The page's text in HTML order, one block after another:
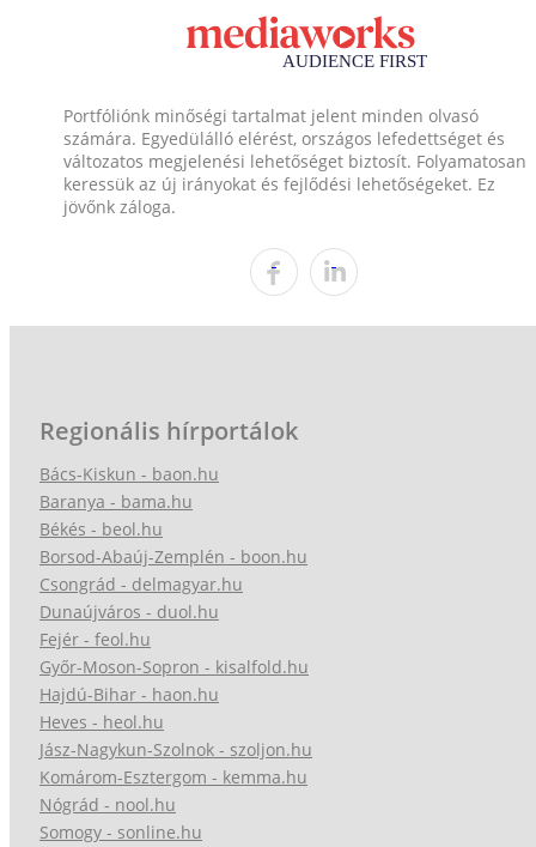
Portfóliónk minőségi tartalmat jelent minden olvasó
számára. Egyedülálló elérést, országos lefedettséget és
változatos megjelenési lehetőséget biztosít. Folyamatosan
keressük az új irányokat és fejlődési lehetőségeket. Ez
jövőnk záloga.
Regionális hírportálok
Bács-Kiskun - baon.hu
Baranya - bama.hu
Békés - beol.hu
Borsod-Abaúj-Zemplén - boon.hu
Csongrád - delmagyar.hu
Dunaújváros - duol.hu
Fejér - feol.hu
Győr-Moson-Sopron - kisalfold.hu
Hajdú-Bihar - haon.hu
Heves - heol.hu
Jász-Nagykun-Szolnok - szoljon.hu
Komárom-Esztergom - kemma.hu
Nógrád - nool.hu
Somogy - sonline.hu